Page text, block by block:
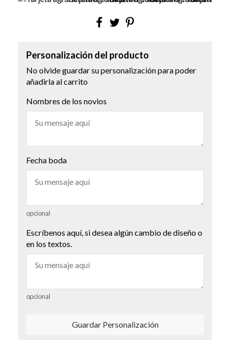
Personalización del producto
No olvide guardar su personalización para poder
añadirla al carrito
Nombres de los novios
Fecha boda
opcional
Escríbenos aquí, si desea algún cambio de diseño o
en los textos.
opcional
Guardar Personalización